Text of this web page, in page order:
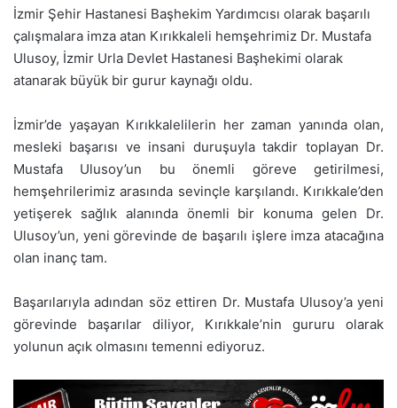
İzmir Şehir Hastanesi Başhekim Yardımcısı olarak başarılı
çalışmalara imza atan Kırıkkaleli hemşehrimiz Dr. Mustafa
Ulusoy, İzmir Urla Devlet Hastanesi Başhekimi olarak
atanarak büyük bir gurur kaynağı oldu.
İzmir’de yaşayan Kırıkkalelilerin her zaman yanında olan,
mesleki başarısı ve insani duruşuyla takdir toplayan Dr.
Mustafa Ulusoy’un bu önemli göreve getirilmesi,
hemşehrilerimiz arasında sevinçle karşılandı. Kırıkkale’den
yetişerek sağlık alanında önemli bir konuma gelen Dr.
Ulusoy’un, yeni görevinde de başarılı işlere imza atacağına
olan inanç tam.
Başarılarıyla adından söz ettiren Dr. Mustafa Ulusoy’a yeni
görevinde başarılar diliyor, Kırıkkale’nin gururu olarak
yolunun açık olmasını temenni ediyoruz.